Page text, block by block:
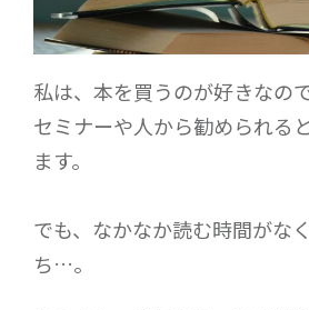
私は、本を買うのが好きなの
セミナーや人から勧められる
ます。
でも、なかなか読む時間がな
ち…。